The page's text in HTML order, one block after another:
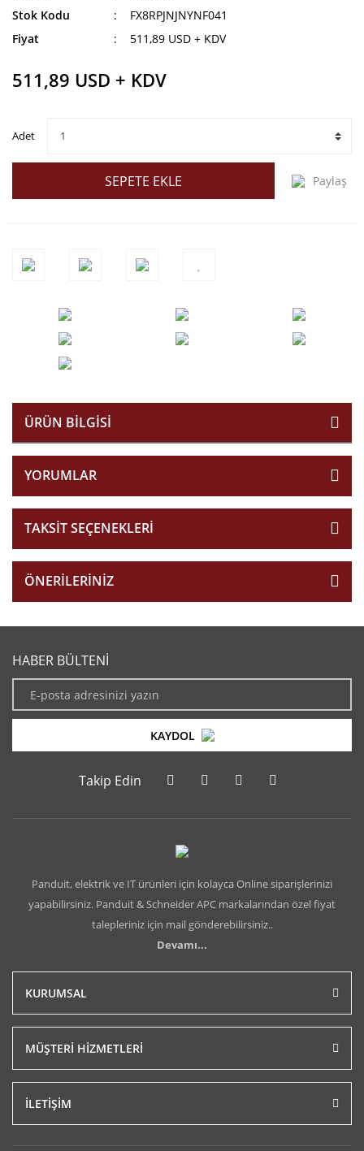
Stok Kodu
FX8RPJNJNYNF041
Fiyat
511,89 USD + KDV
511,89 USD + KDV
Adet
SEPETE EKLE Paylaş
ÜRÜN BILGISI
YORUMLAR
TAKSIT SEÇENEKLERI
ÖNERILERINIZ
HABER BÜLTENİ
KAYDOL
Takip Edin
Panduit, elektrik ve IT ürünleri için kolayca Online siparişlerinizi
yapabilirsiniz. Panduit & Schneider APC markalarından özel fiyat
talepleriniz için mail gönderebilirsiniz..
Devamı...
KURUMSAL
MÜŞTERİ HİZMETLERİ
İLETİŞİM